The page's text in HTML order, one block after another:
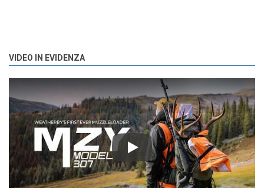
VIDEO IN EVIDENZA
Play